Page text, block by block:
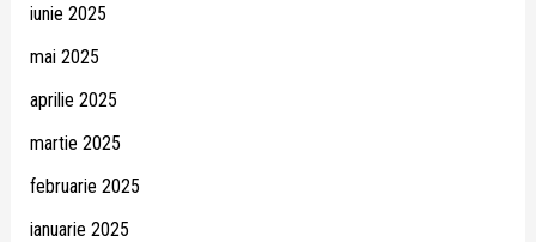
iunie 2025
mai 2025
aprilie 2025
martie 2025
februarie 2025
ianuarie 2025